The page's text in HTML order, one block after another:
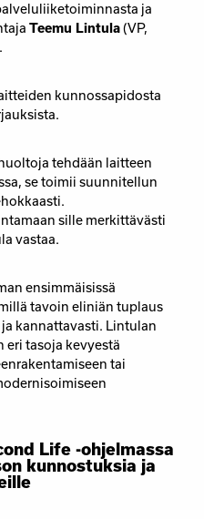
ja
Teemu Lintula(VP,
kunnossapidosta
tehdään laitteen
se toimii suunnitellun
sille merkittävästi
vastaa.
ensimmäisissä
tavoin eliniän tuplaus
kannattavasti. Lintulan
eri tasoja kevyestä
tai
Life -ohjelmassa
kunnostuksia ja